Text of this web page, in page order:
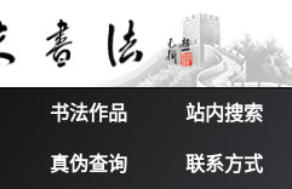
书法作品 站内搜索
真伪查询 联系方式